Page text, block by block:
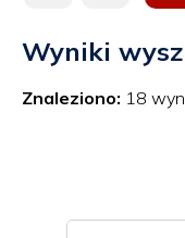
Wyniki
Znaleziono: 18